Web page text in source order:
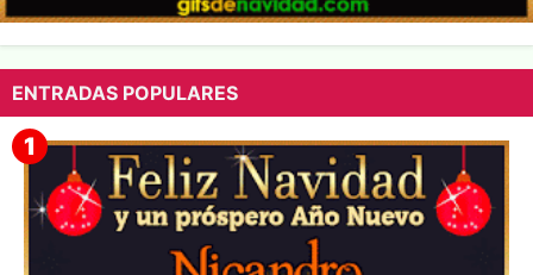
ENTRADAS POPULARES